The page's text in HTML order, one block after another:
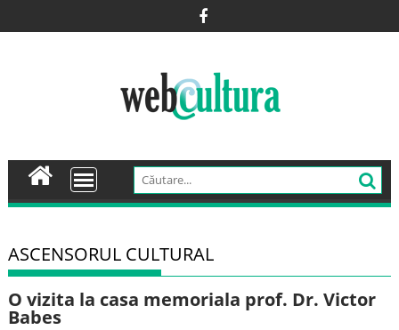
to
ASCENSORUL CULTURAL
O vizita la casa memoriala prof. Dr. Victor
Babes